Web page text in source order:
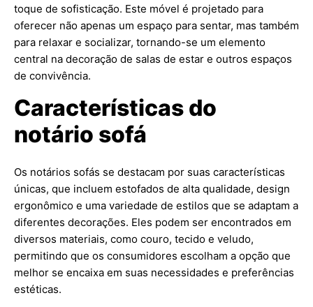
toque de sofisticação. Este móvel é projetado para
oferecer não apenas um espaço para sentar, mas também
para relaxar e socializar, tornando-se um elemento
central na decoração de salas de estar e outros espaços
de convivência.
Características do
notário sofá
Os notários sofás se destacam por suas características
únicas, que incluem estofados de alta qualidade, design
ergonômico e uma variedade de estilos que se adaptam a
diferentes decorações. Eles podem ser encontrados em
diversos materiais, como couro, tecido e veludo,
permitindo que os consumidores escolham a opção que
melhor se encaixa em suas necessidades e preferências
estéticas.